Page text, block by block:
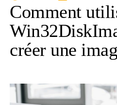
Comment
créer une